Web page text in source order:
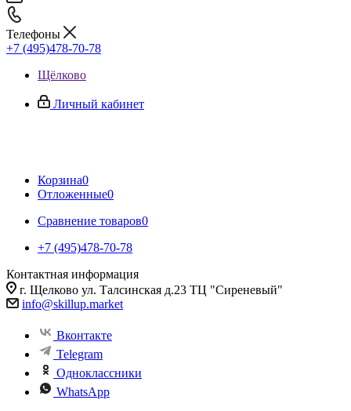
Телефоны
+7 (495)478-70-78
Щёлково
Личный кабинет
Корзина0
Отложенные0
Сравнение товаров0
+7 (495)478-70-78
Контактная информация
г. Щелково ул. Талсинская д.23 ТЦ "Сиреневый"
info@skillup.market
Вконтакте
Telegram
Одноклассники
WhatsApp